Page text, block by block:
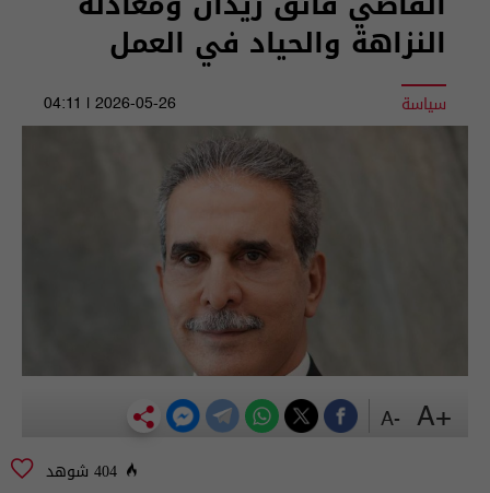
النزاهة والحياد في العمل
سياسة 2026-05-26 | 04:11
404 شوهد
+A
-A